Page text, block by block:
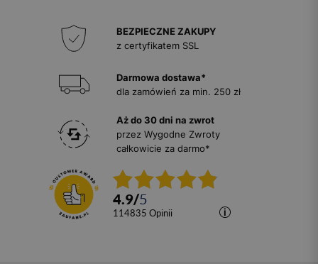
BEZPIECZNE ZAKUPY
z certyfikatem SSL
Darmowa dostawa*
dla zamówień za min. 250 zł
Aż do 30 dni na zwrot
przez Wygodne Zwroty
całkowicie za darmo*
4.9/5
114835 opinii